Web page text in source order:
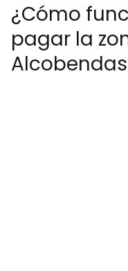
¿Cómo
pagar la